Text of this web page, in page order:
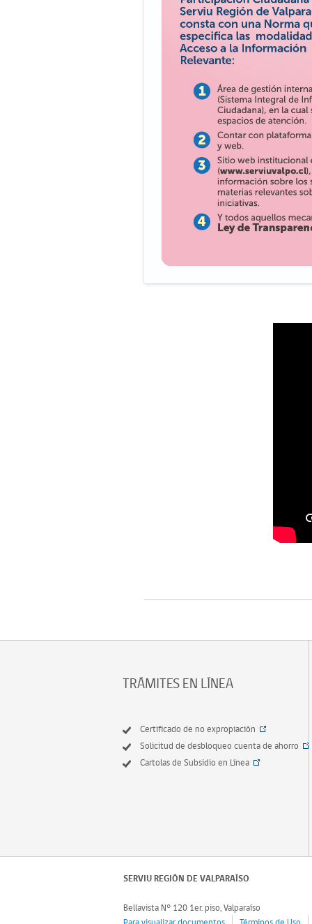
TRÁMITES EN LÍNEA
Certificado de no expropiación
Solicitud de desbloqueo cuenta de ahorro
Cartolas de Subsidio en Línea
SERVIU REGIÓN DE VALPARAÍSO
Bellavista N° 120 1er. piso, Valparaíso